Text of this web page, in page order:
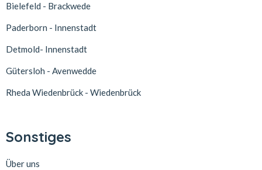
Bielefeld - Brackwede
Paderborn - Innenstadt
Detmold- Innenstadt
Gütersloh - Avenwedde
Rheda Wiedenbrück - Wiedenbrück
Sonstiges
Über uns